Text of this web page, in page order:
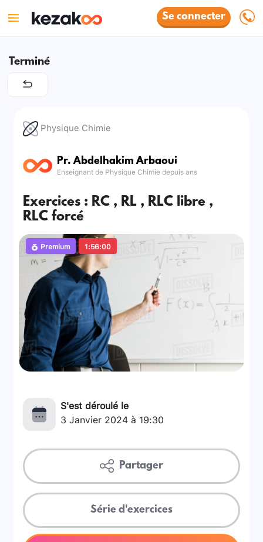
Se connecter
Terminé
Physique Chimie
Pr. Abdelhakim Arbaoui
Enseignant de Physique Chimie depuis ans
Exercices : RC , RL , RLC libre ,
RLC forcé
Premium 1:56:00
S'est déroulé le
3 Janvier 2024 à 19:30
Partager
Série d'exercices